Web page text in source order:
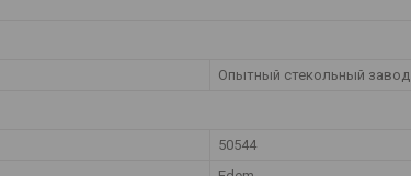
Опытный стекольный завод
50544